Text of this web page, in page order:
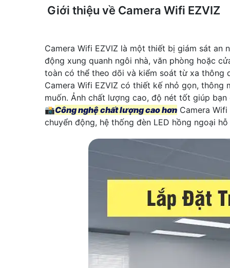
Giới thiệu về Camera Wifi EZVIZ
Camera Wifi EZVIZ là một thiết bị giám sát
động xung quanh ngôi nhà, văn phòng hoặc
toàn có thể theo dõi và kiểm soát từ xa thông
Camera Wifi EZVIZ có thiết kế nhỏ gọn,
muốn. Ảnh chất lượng cao, độ nét tốt giúp
📸Công nghệ chất lượng cao hơn Camera
chuyển động, hệ thống đèn LED hồng ngoại